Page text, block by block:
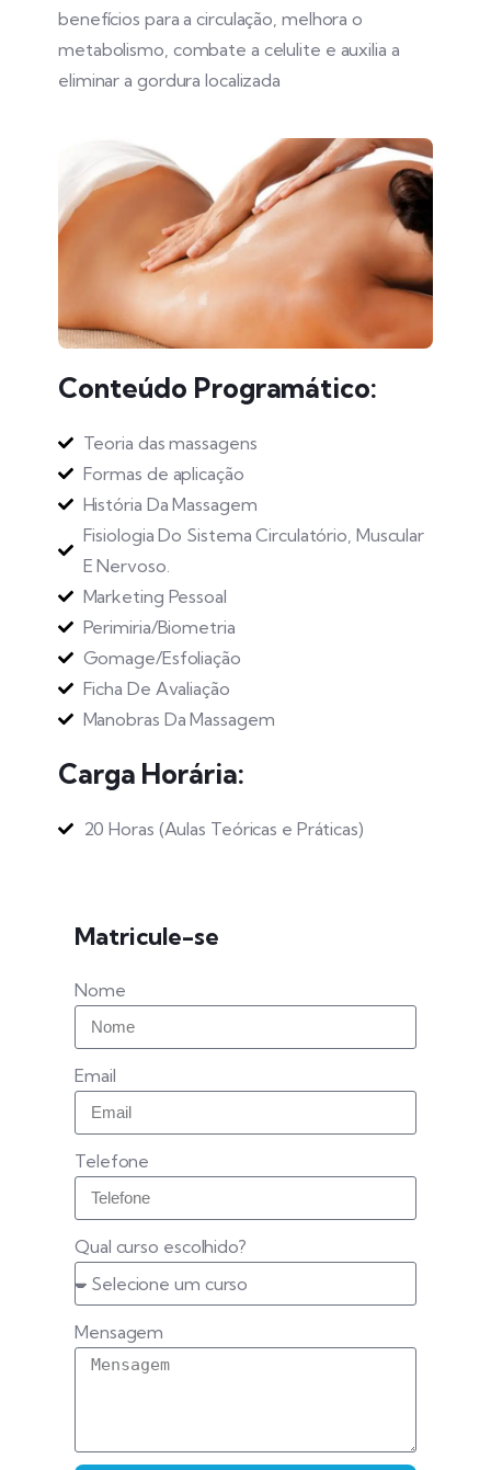
benefícios para a circulação, melhora o
metabolismo, combate a celulite e auxilia a
eliminar a gordura localizada
Conteúdo Programático:
Teoria das massagens
Formas de aplicação
História Da Massagem
Fisiologia Do Sistema Circulatório, Muscular
E Nervoso.
Marketing Pessoal
Perimiria/Biometria
Gomage/Esfoliação
Ficha De Avaliação
Manobras Da Massagem
Carga Horária:
20 Horas (Aulas Teóricas e Práticas)
Matricule-se
Nome
Email
Telefone
Qual curso escolhido?
Mensagem